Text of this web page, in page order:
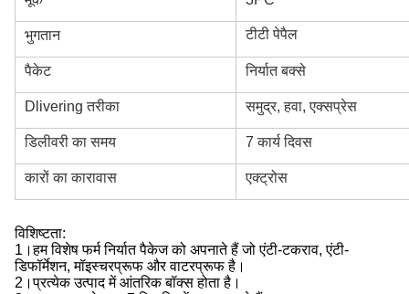
भुगतान टीटी पेपैल
पैकेट निर्यात बक्से
Dlivering तरीका समुद्र, हवा, एक्सप्रेस
डिलीवरी का समय 7 कार्य दिवस
कारों का कारावास एक्ट्रोस
विशिष्टता:
1।हम विशेष फर्म निर्यात पैकेज को अपनाते हैं जो एंटी-टकराव, एंटी-
डिफॉर्मेशन, मॉइस्चरप्रूफ और वाटरप्रूफ है।
2।प्रत्येक उत्पाद में आंतरिक बॉक्स होता है।